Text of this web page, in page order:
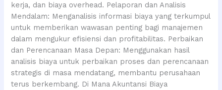
kerja, dan biaya overhead. Pelaporan dan Analisis
Mendalam: Menganalisis informasi biaya yang terkumpul
untuk memberikan wawasan penting bagi manajemen
dalam mengukur efisiensi dan profitabilitas. Perbaikan
dan Perencanaan Masa Depan: Menggunakan hasil
analisis biaya untuk perbaikan proses dan perencanaan
strategis di masa mendatang, membantu perusahaan
terus berkembang. Di Mana Akuntansi Biaya